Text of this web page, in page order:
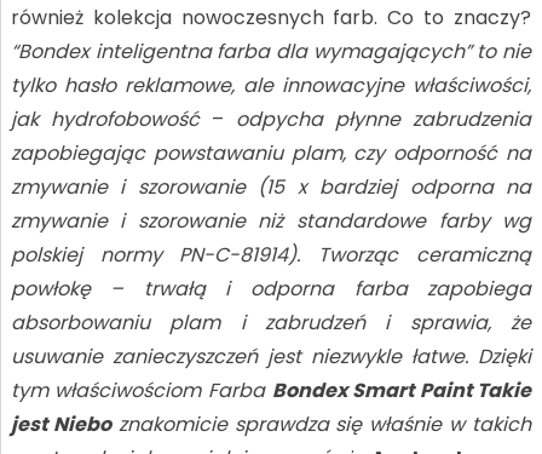
również kolekcja nowoczesnych farb. Co to znaczy?
“Bondex inteligentna farba dla wymagających” to nie
tylko hasło reklamowe, ale innowacyjne właściwości,
jak hydrofobowość – odpycha płynne zabrudzenia
zapobiegając powstawaniu plam, czy odporność na
zmywanie i szorowanie (15 x bardziej odporna na
zmywanie i szorowanie niż standardowe farby wg
polskiej normy PN-C-81914). Tworząc ceramiczną
powłokę – trwałą i odporna farba zapobiega
absorbowaniu plam i zabrudzeń i sprawia, że
usuwanie zanieczyszczeń jest niezwykle łatwe. Dzięki
tym właściwościom Farba Bondex Smart Paint Takie
jest Nieboznakomicie sprawdza się właśnie w takich